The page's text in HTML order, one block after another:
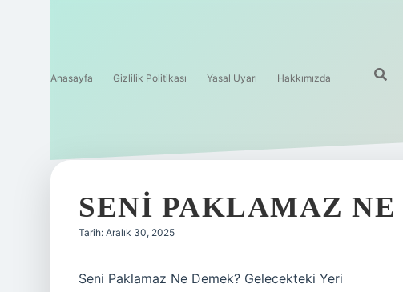
Anasayfa Gizlilik Politikası Yasal Uyarı Hakkımızda
SENI PAKLAMAZ
Tarih: Aralık 30, 2025
Seni Paklamaz Ne Demek? Gelecekteki Yeri